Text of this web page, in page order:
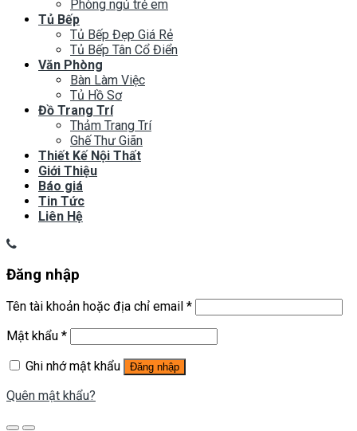
Phòng ngủ trẻ em
Tủ Bếp
Tủ Bếp Đẹp Giá Rẻ
Tủ Bếp Tân Cổ Điển
Văn Phòng
Bàn Làm Việc
Tủ Hồ Sơ
Đồ Trang Trí
Thảm Trang Trí
Ghế Thư Giãn
Thiết Kế Nội Thất
Giới Thiệu
Báo giá
Tin Tức
Liên Hệ
Đăng nhập
Tên tài khoản hoặc địa chỉ email *
Mật khẩu *
Ghi nhớ mật khẩu
Đăng nhập
Quên mật khẩu?